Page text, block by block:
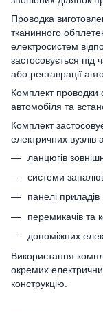
Проводка
тканинного
електросистем
застосовується під
або реставрації
Комплект проводки
автомобіля та
Комплект
електричних вузлів
ланцюгів
системи
панелі приладів
перемикачів та
допоміжних
Використання
окремих
конструкцію.